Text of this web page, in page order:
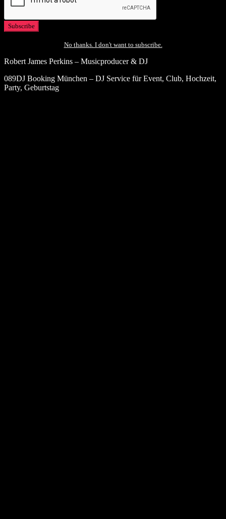
No thanks. I don't want to subscribe.
Robert James Perkins – Musicproducer & DJ
089DJ Booking München – DJ Service für Event, Club, Hochzeit,
Party, Geburtstag